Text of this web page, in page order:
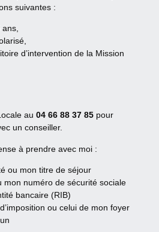
suivantes :
ans,
d’intervention de la Mission
au04 66 88 37 85 pour
un conseiller.
à prendre avec moi :
ou mon titre de séjour
mon numéro de sécurité sociale
bancaire (RIB)
ou celui de mon foyer